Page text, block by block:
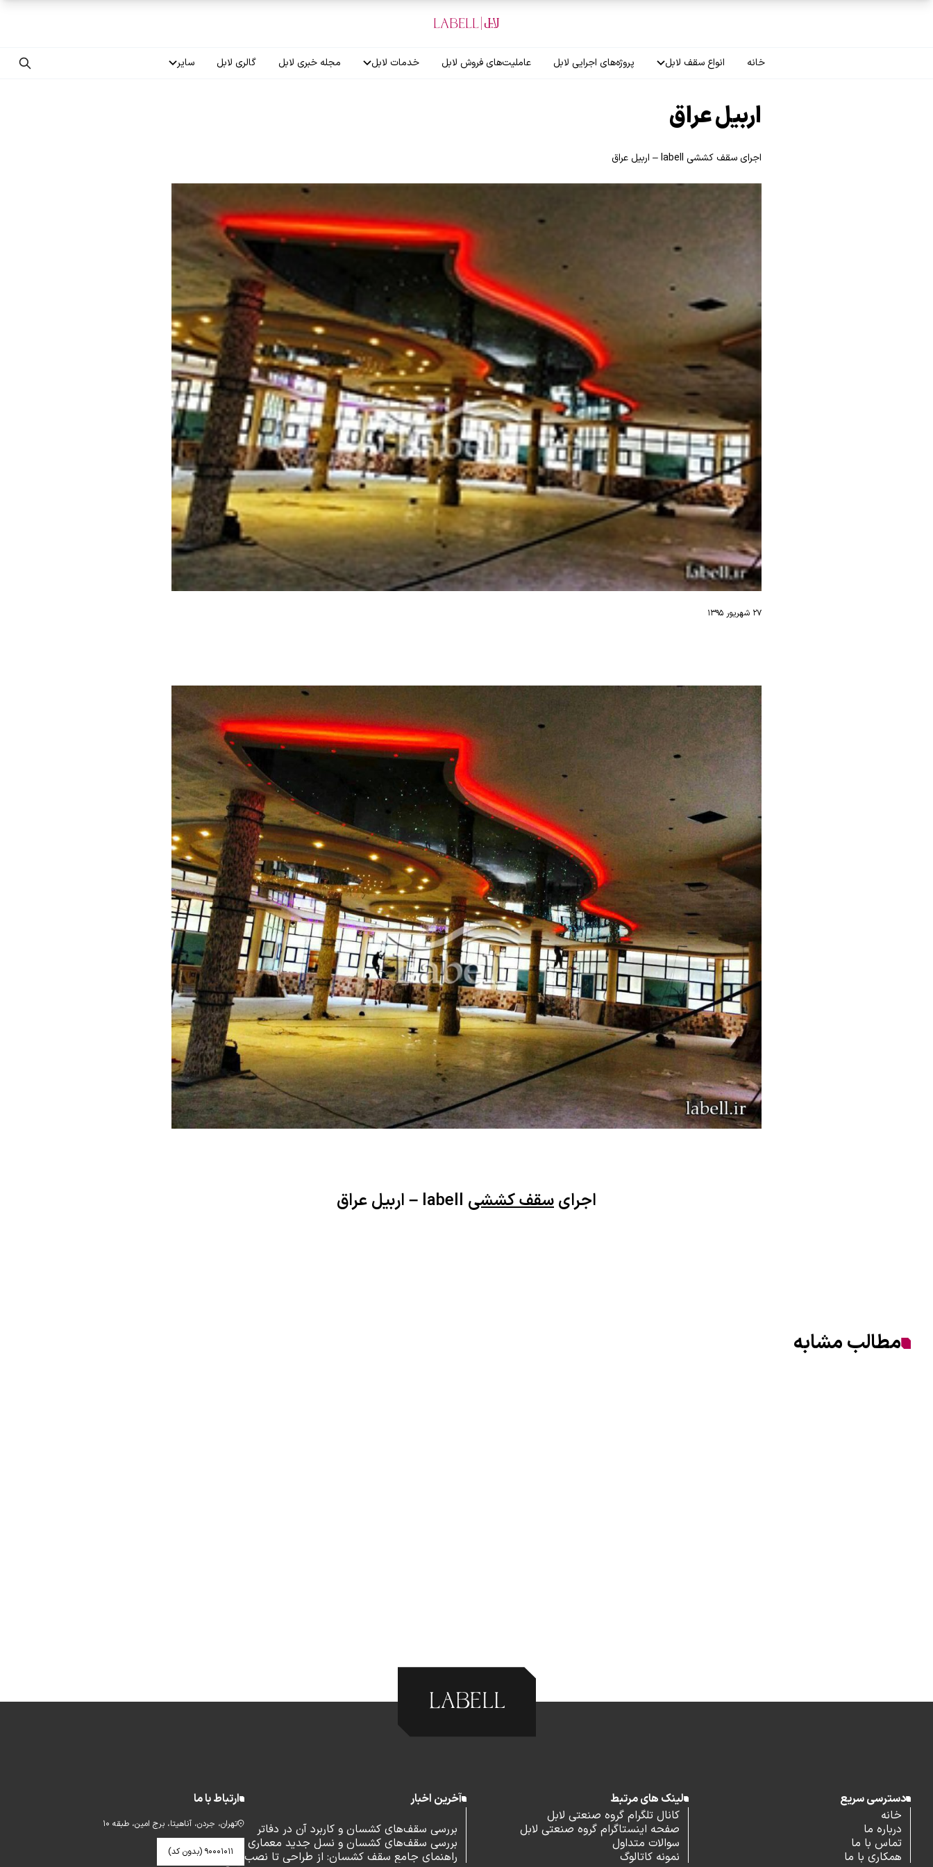
خانه انواع سقف لابل
سقف لاکر
سقف گلکسی
پروژه‌های اجرایی لابل عاملیت‌های فروش لابل خدمات لابل مجله خبری لابل گالری لابل سایر
اربیل عراق
اجرای سقف کششی labell – اربیل عراق
۲۷ شهریور ۱۳۹۵
اجرایسقف کششی
مطالب مشابه
دسترسی سریع
خانه
درباره ما
تماس با ما
همکاری با ما
لینک های مرتبط
کانال تلگرام گروه صنعتی لابل
صفحه اینستاگرام گروه صنعتی لابل
سوالات متداول
نمونه کاتالوگ
آخرین اخبار
بررسی سقف‌های کشسان و کاربرد آن در دفاتر
اداری
بررسی سقف‌های کشسان و نسل جدید معماری
راهنمای جامع سقف کشسان: از طراحی تا نصب
ارتباط با ما
تهران، جردن، آناهیتا، برج امین، طبقه ۱۰
۹۰۰۰۱۰۱۱ (بدون کد)